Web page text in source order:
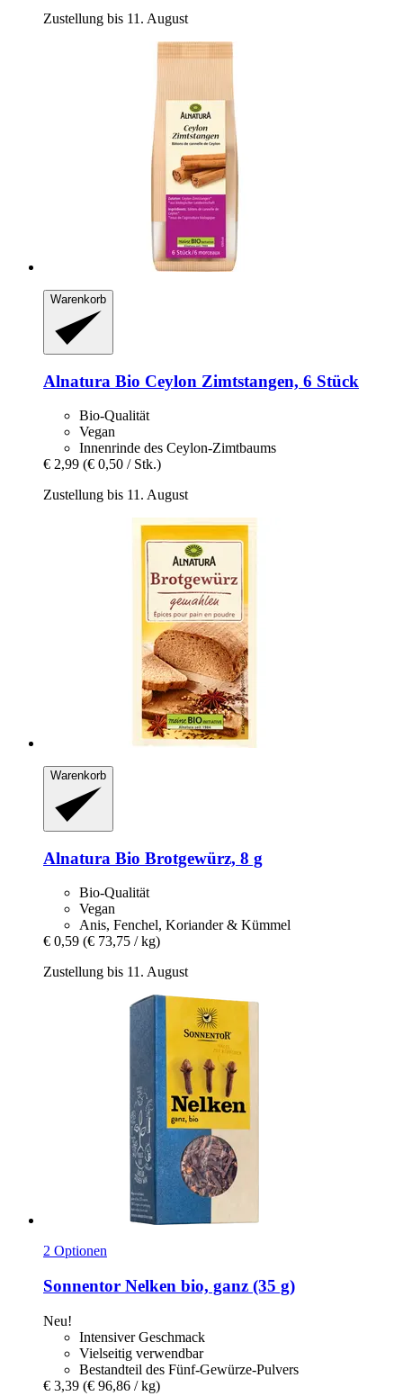
Zustellung bis 11. August
Warenkorb
Alnatura Bio Ceylon Zimtstangen, 6 Stück
Bio-Qualität
Vegan
Innenrinde des Ceylon-Zimtbaums
€ 2,99 (€ 0,50 / Stk.)
Zustellung bis 11. August
Warenkorb
Alnatura Bio Brotgewürz, 8 g
Bio-Qualität
Vegan
Anis, Fenchel, Koriander & Kümmel
€ 0,59 (€ 73,75 / kg)
Zustellung bis 11. August
2 Optionen
Sonnentor Nelken bio, ganz (35 g)
Neu!
Intensiver Geschmack
Vielseitig verwendbar
Bestandteil des Fünf-Gewürze-Pulvers
€ 3,39 (€ 96,86 / kg)